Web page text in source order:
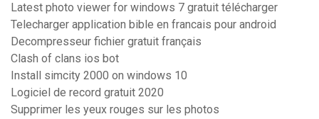
Latest photo viewer for windows 7 gratuit télécharger
Telecharger application bible en francais pour android
Decompresseur fichier gratuit français
Clash of clans ios bot
Install simcity 2000 on windows 10
Logiciel de record gratuit 2020
Supprimer les yeux rouges sur les photos